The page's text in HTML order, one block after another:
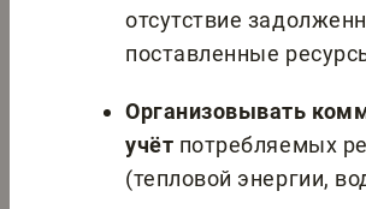
отсутствие
поставленные
Организовывать
учёт потребляемых
(тепловой энергии,